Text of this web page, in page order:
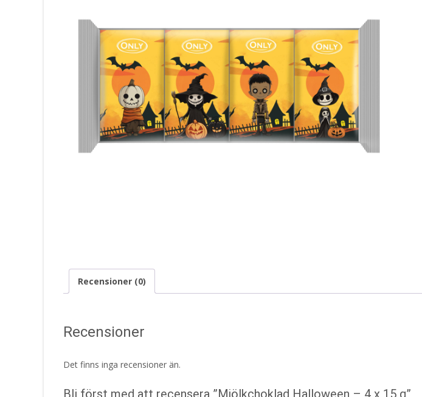
Recensioner (0)
Recensioner
Det finns inga recensioner än.
Bli först med att recensera ”Mjölkchoklad Halloween – 4 x 15 g”